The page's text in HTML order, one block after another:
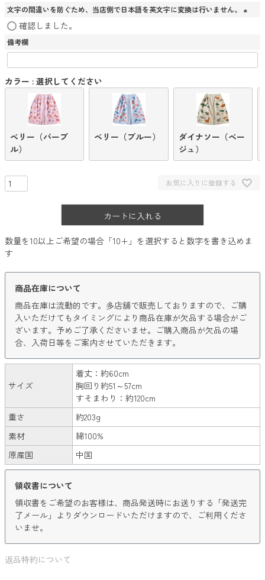
須
文字の間違いを防ぐため、当店側で日本語を英文字に変換は行いません。
)
確認しました。
備考欄
カラー 選択してください
ベリー（パープ
ル）
ベリー（ブルー）
ダイナソー（ベー
ジュ）
お気に入りに登録する
カートに入れる
数量を10以上ご希望の場合「10+」を選択すると数字を書き込めま
す
商品在庫について
商品在庫は流動的です。多店舗で販売しておりますので、ご購
入いただけてもタイミングにより商品在庫が欠品する場合がご
ざいます。予めご了承くださいませ。ご購入商品が欠品の場
合、入荷日等をご案内させていただきます。
サイズ
着丈：約60cm
胸回り約51～57cm
すそまわり：約120cm
重さ
約203g
素材
綿100%
原産国
中国
領収書について
領収書をご希望のお客様は、商品発送時にお送りする「発送完
了メール」よりダウンロードいただけますので、ご利用くださ
いませ。
返品特約について